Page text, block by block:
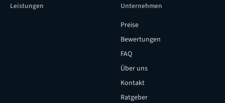
Leistungen Unternehmen
Preise
Bewertungen
FAQ
Über uns
Kontakt
Ratgeber